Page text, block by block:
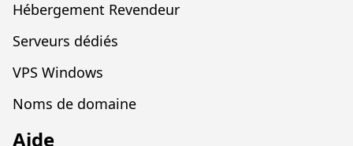
Hébergement Revendeur
Serveurs dédiés
VPS Windows
Noms de domaine
Aide